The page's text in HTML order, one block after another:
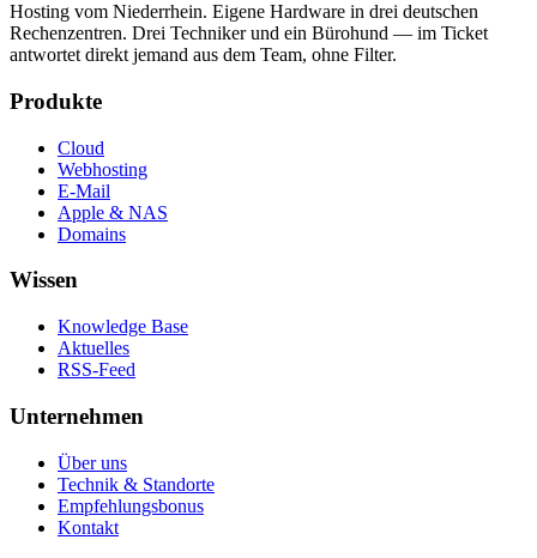
Hosting vom Niederrhein. Eigene Hardware in drei deutschen
Rechenzentren. Drei Techniker und ein Bürohund — im Ticket
antwortet direkt jemand aus dem Team, ohne Filter.
Produkte
Cloud
Webhosting
E-Mail
Apple & NAS
Domains
Wissen
Knowledge Base
Aktuelles
RSS-Feed
Unternehmen
Über uns
Technik & Standorte
Empfehlungsbonus
Kontakt